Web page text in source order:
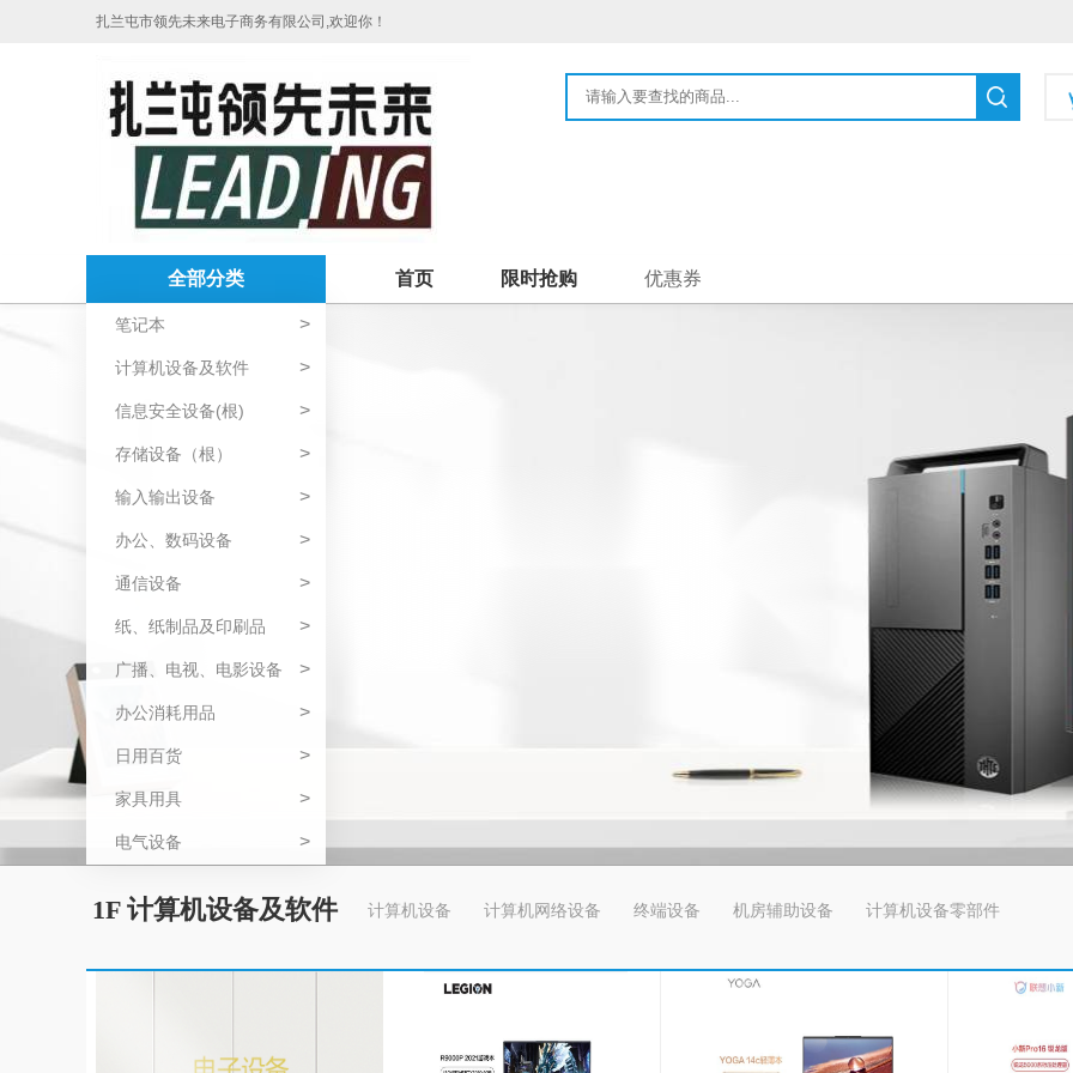
扎兰屯市领先未来电子商务有限公司,欢迎你！
全部分类
笔记本 >
计算机设备及软件 >
信息安全设备(根) >
存储设备（根） >
输入输出设备 >
办公、数码设备 >
通信设备 >
纸、纸制品及印刷品 >
广播、电视、电影设备 >
办公消耗用品 >
日用百货 >
家具用具 >
电气设备 >
首页 限时抢购 优惠券
1F 计算机设备及软件 计算机设备 计算机网络设备 终端设备 机房辅助设备 计算机设备零部件